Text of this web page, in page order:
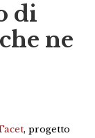
di
ne
, progetto